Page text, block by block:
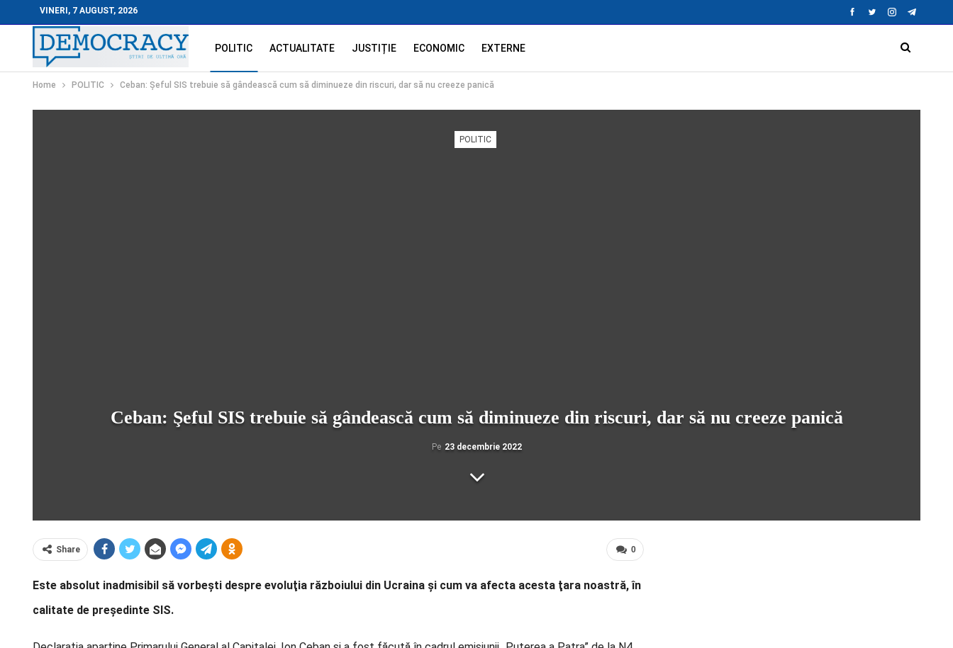
VINERI, 7 AUGUST, 2026
POLITIC ACTUALITATE JUSTIȚIE ECONOMIC EXTERNE
Home POLITIC Ceban: Şeful SIS trebuie să gândească cum să diminueze din riscuri, dar să nu creeze panică
POLITIC
Ceban: Şeful SIS trebuie să gândească cum să diminueze din riscuri, dar să nu creeze panică
Pe 23 decembrie 2022
0
Share
Este absolut inadmisibil să vorbeşti despre evoluţia războiului din Ucraina şi cum va afecta acesta ţara noastră, în
calitate de preşedinte SIS.